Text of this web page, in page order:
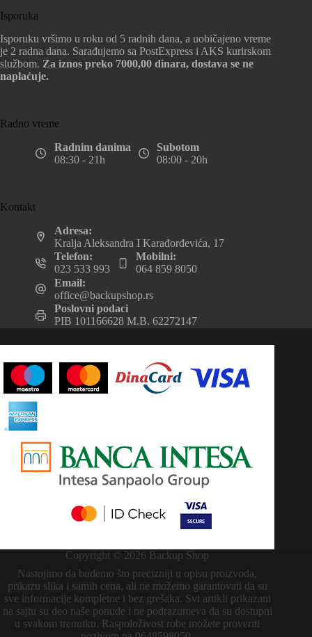
Isporuka
Isporuku vršimo u roku od 5 radnih dana, a uobičajeno vreme
je 2 radna dana. Sarađujemo sa PostExpress i AKS kurirskom
službom. Za iznos preko 7000,00 dinara, dostava se ne
naplaćuje.
Radno vreme
Radnim danima
08:30 - 21h
Subotom
08:00 - 20h
Kontakt
Adresa:
Kralja Aleksandra I Karađorđevića, 17
Telefon:
023 533 993
Mobilni:
064 859 8050
Email:
office@backupshop.rs
Poslovni podaci
PIB 101166628 M.B. 62272147
Copyright © 2026 Backup Shop
Nastojimo da budemo što precizniji u opisu proizvoda,
prikazu slika i samih cena, ali ne možemo garantovati da su
sve informacije kompletne i bez grešaka. Svi artikli prikazani
na sajtu su deo naše ponude i ne podrazumeva da su dostupni
u svakom trenutku. Raspoloživost robe možete proveriti